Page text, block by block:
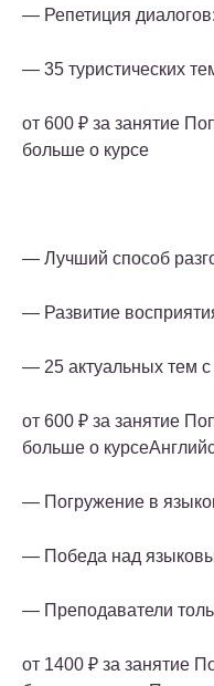
— Репетиция
— 35 туристических
от 600 ₽ за занятие
больше о курсе
— Лучший способ
— Развитие
— 25 актуальных тем
от 600 ₽ за занятие
больше о
— Погружение в
— Победа над
— Преподаватели
от 1400 ₽ за занятие